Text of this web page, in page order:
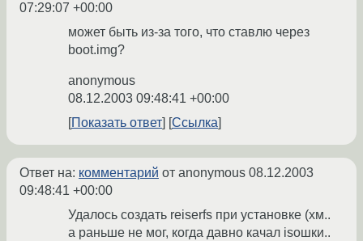
07:29:07 +00:00
может быть из-за того, что ставлю через
boot.img?
anonymous
08.12.2003 09:48:41 +00:00
Показать ответ
Ссылка
Ответ на: комментарий от anonymous 08.12.2003
09:48:41 +00:00
Удалось создать reiserfs при установке (хм..
а раньше не мог, когда давно качал isoшки..